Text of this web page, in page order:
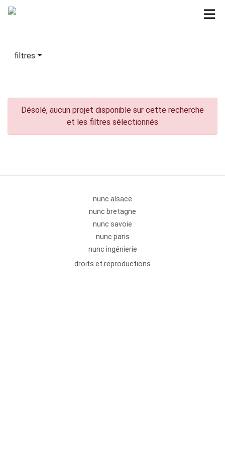
filtres
Désolé, aucun projet disponible sur cette recherche
et les filtres sélectionnés
nunc alsace
nunc bretagne
nunc savoie
nunc paris
nunc ingénierie
droits et reproductions